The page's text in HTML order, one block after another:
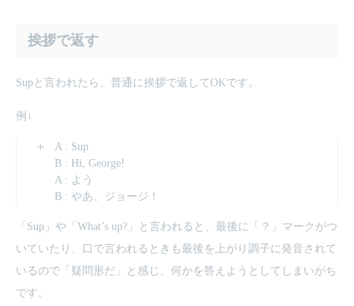
挨拶で返す
Supと言われたら、普通に挨拶で返してOKです。
例↓
A : Sup
B : Hi, George!
A : よう
B : やあ、ジョージ！
「Sup」や「What’s up?」と言われると、最後に「？」マークがつ
いていたり、口で言われるときも最後を上がり調子に発音されて
いるので「疑問形だ」と感じ、何かを答えようとしてしまいがち
です。